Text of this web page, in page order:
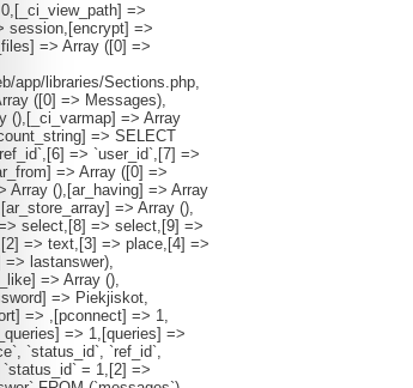
=>
session,[encrypt] =>
=> Array ([0] =>
app/libraries/Sections.php,
([0] => Messages),
(),[_ci_varmap] => Array
=> SELECT
=> `user_id`,[7] =>
=> Array ([0] =>
Array (),[ar_having] => Array
=> Array (),
select,[8] => select,[9] =>
=> text,[3] => place,[4] =>
lastanswer),
=> Array (),
=> Piekjiskot,
=> ,[pconnect] => 1,
=> 1,[queries] =>
`status_id`, `ref_id`,
`status_id` = 1,[2] =>